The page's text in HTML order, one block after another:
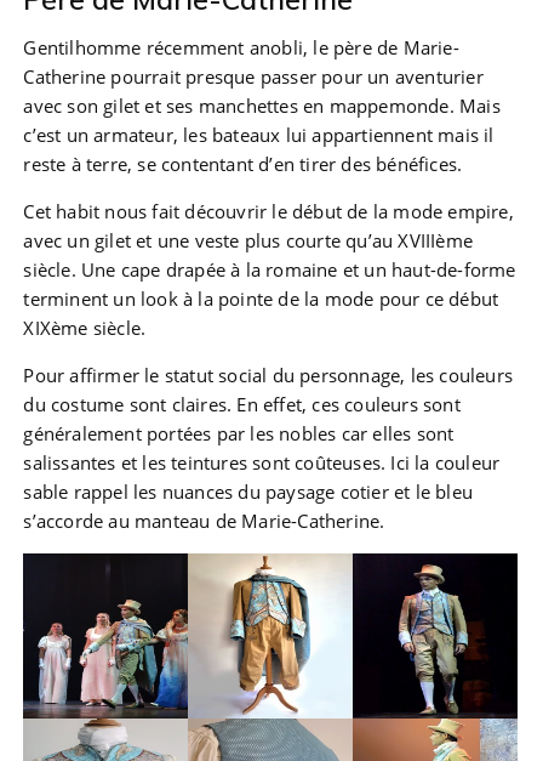
Gentilhomme récemment anobli, le père de Marie-
Catherine pourrait presque passer pour un aventurier
avec son gilet et ses manchettes en mappemonde. Mais
c’est un armateur, les bateaux lui appartiennent mais il
reste à terre, se contentant d’en tirer des bénéfices.
Cet habit nous fait découvrir le début de la mode empire,
avec un gilet et une veste plus courte qu’au XVIIIème
siècle. Une cape drapée à la romaine et un haut-de-forme
terminent un look à la pointe de la mode pour ce début
XIXème siècle.
Pour affirmer le statut social du personnage, les couleurs
du costume sont claires. En effet, ces couleurs sont
généralement portées par les nobles car elles sont
salissantes et les teintures sont coûteuses. Ici la couleur
sable rappel les nuances du paysage cotier et le bleu
s’accorde au manteau de Marie-Catherine.